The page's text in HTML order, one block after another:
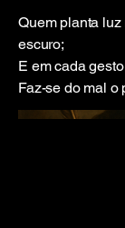
Quem planta
escuro;
E em cada
Faz-se do mal o